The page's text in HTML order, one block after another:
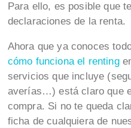
Para ello, es posible que
declaraciones de la renta.
Ahora que ya conoces
cómo funciona el renting
servicios que incluye
averías…) está claro que
compra. Si no te queda
ficha de cualquiera de